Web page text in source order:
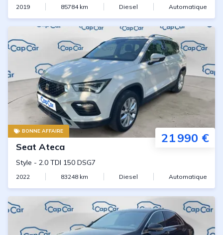
2019 85784km Diesel Automatique
BONNE AFFAIRE 21 990 €
Seat Ateca
Style - 2.0 TDI 150 DSG7
2022 83248 km Diesel Automatique